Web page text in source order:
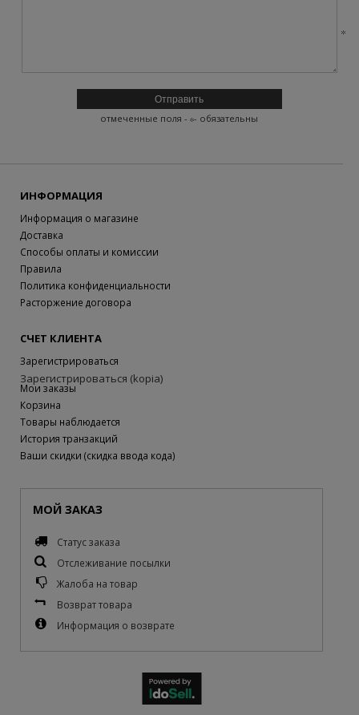
отмеченные поля - - обязательны
ИНФОРМАЦИЯ
Информация о магазине
Доставка
Способы оплаты и комиссии
Правила
Политика конфиденциальности
Расторжение договора
СЧЕТ КЛИЕНТА
Зарегистрироваться
Зарегистрироваться (kopia)
Мои заказы
Корзина
Товары наблюдается
История транзакций
Ваши скидки (скидка ввода кода)
МОЙ ЗАКАЗ
Статус заказа
Отслеживание посылки
Жалоба на товар
Возврат товара
Информация о возврате